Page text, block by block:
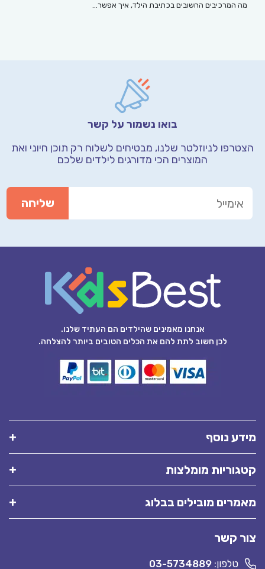
מה המרכיבים החשובים בכתיבת הילד, איך אפשר…
בואו נשמור על קשר
הצטרפו לניוזלטר שלנו, מבטיחים לשלוח רק תוכן חיוני ואת
המוצרים הכי מדורגים לילדים שלכם
אנחנו מאמינים שהילדים הם העתיד שלנו.
לכן חשוב לתת להם את הכלים הטובים ביותר להצלחה.
מידע נוסף
קטגוריות מומלצות
מאמרים מובילים בבלוג
צור קשר
טלפון: 03-5734889